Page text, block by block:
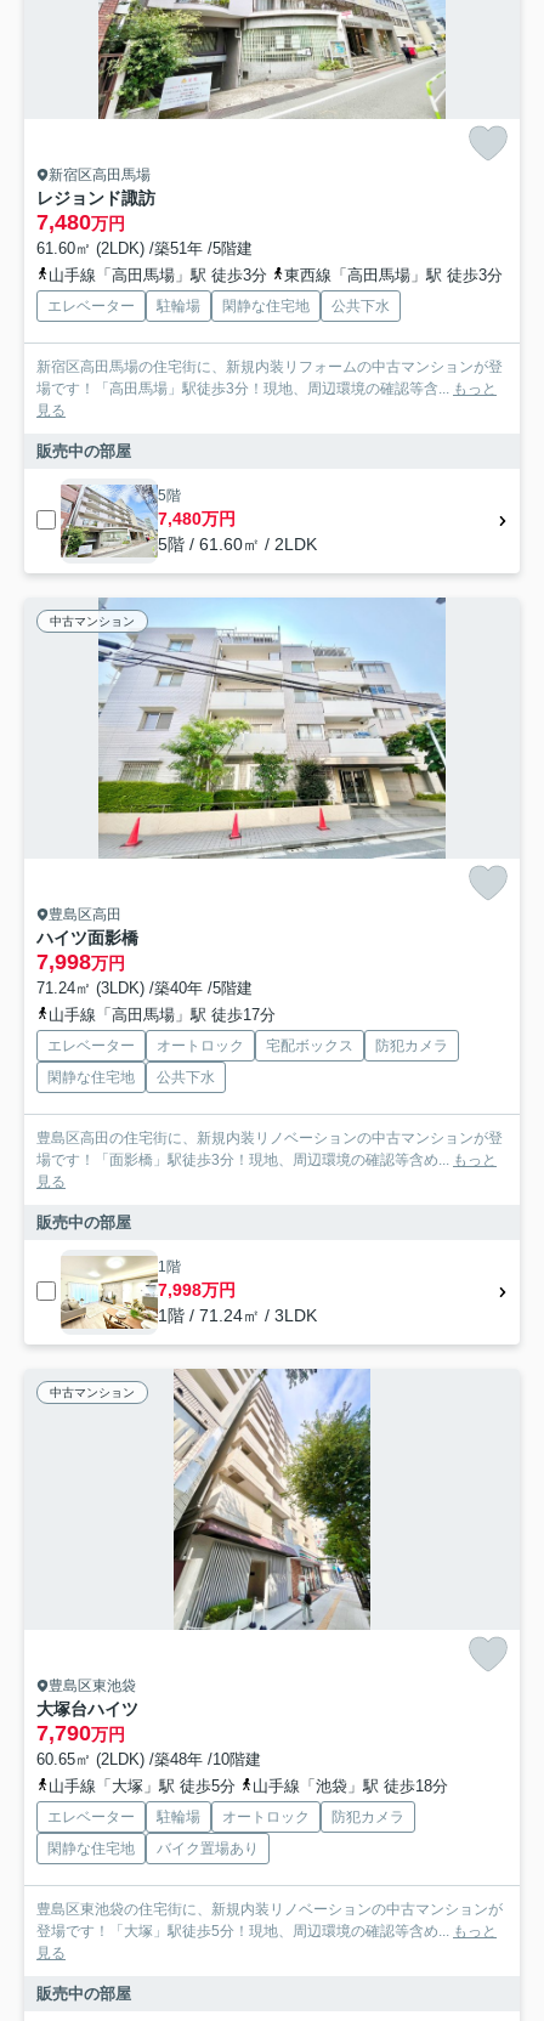
新宿区高田馬場
レジョンド諏訪
7,480万円
61.60㎡ (2LDK) /築51年 /5階建
山手線「高田馬場」駅 徒歩3分
東西線「高田馬場」駅 徒歩3分
エレベーター 駐輪場 閑静な住宅地 公共下水
新宿区高田馬場の住宅街に、新規内装リフォームの中古マンションが登
場です！「高田馬場」駅徒歩3分！現地、周辺環境の確認等含...
もっと
見る
販売中の部屋
5階
7,480万円
5階 / 61.60㎡ / 2LDK
中古マンション
豊島区高田
ハイツ面影橋
7,998万円
71.24㎡ (3LDK) /築40年 /5階建
山手線「高田馬場」駅 徒歩17分
エレベーター オートロック 宅配ボックス
防犯カメラ
閑静な住宅地
公共下水
豊島区高田の住宅街に、新規内装リノベーションの中古マンションが登
場です！「面影橋」駅徒歩3分！現地、周辺環境の確認等含め... もっと
見る
販売中の部屋
1階
7,998万円
1階 / 71.24㎡ / 3LDK
中古マンション
豊島区東池袋
大塚台ハイツ
7,790万円
60.65㎡ (2LDK) /築48年 /10階建
山手線「大塚」駅 徒歩5分
山手線「池袋」駅 徒歩18分
エレベーター 駐輪場 オートロック
防犯カメラ
閑静な住宅地
バイク置場あり
豊島区東池袋の住宅街に、新規内装リノベーションの中古マンションが
登場です！「大塚」駅徒歩5分！現地、周辺環境の確認等含め... もっと
見る
販売中の部屋